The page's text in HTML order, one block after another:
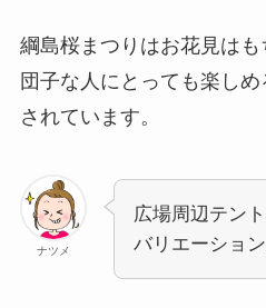
綱島桜まつりはお花見は
団子な人にとっても楽し
されています。
ナツメ
広場周辺テン
バリエーション